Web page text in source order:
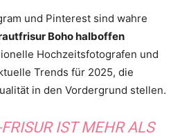
und Pinterest sind wahre
Boho halboffen
Hochzeitsfotografen und
Trends für 2025, die
in den Vordergrund stellen.
IST MEHR ALS